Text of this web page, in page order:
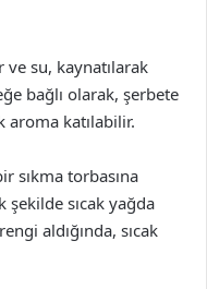
ve su, kaynatılarak
bağlı olarak, şerbete
katılabilir.
sıkma torbasına
sıcak yağda
aldığında, sıcak